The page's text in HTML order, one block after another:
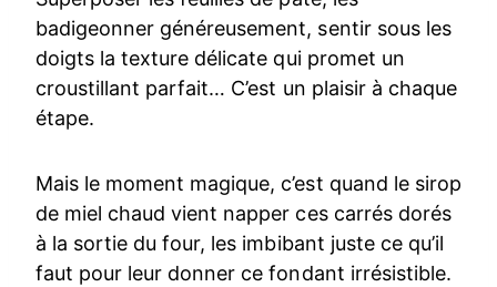
badigeonner généreusement, sentir sous les
doigts la texture délicate qui promet un
croustillant parfait… C’est un plaisir à chaque
étape.
Mais le moment magique, c’est quand le sirop
de miel chaud vient napper ces carrés dorés
à la sortie du four, les imbibant juste ce qu’il
faut pour leur donner ce fondant irrésistible.